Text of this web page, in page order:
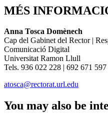
MÉS
Anna Tosca Domènech
Cap del Gabinet del Rector |
Comunicació Digital
Universitat Ramon Llull
Tels. 936 022 228 | 692 671 597
atosca@rectorat.url.edu
You may also be